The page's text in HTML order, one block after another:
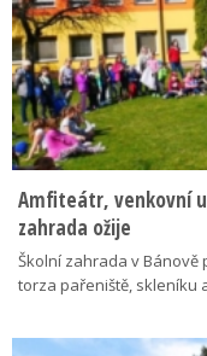
Amfiteátr, venkovní
zahrada ožije
Školní zahrada v Bánově
torza pařeniště, skleníku